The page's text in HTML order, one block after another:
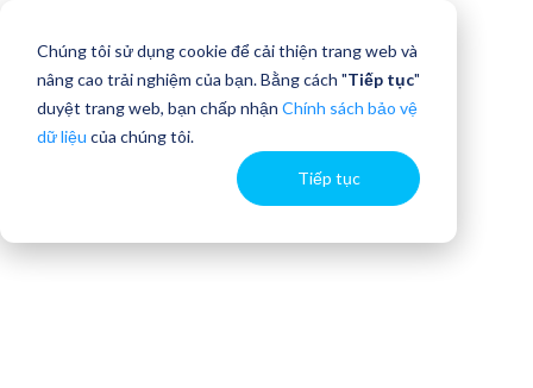
Chúng tôi sử dụng cookie để cải thiện trang web và
nâng cao trải nghiệm của bạn. Bằng cách "Tiếp tục"
duyệt trang web, bạn chấp nhận Chính sách bảo vệ
dữ liệu của chúng tôi.
Tiếp tục